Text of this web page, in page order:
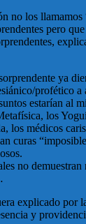
no los llamamos
pero
ya
profético a
estarían al
los
los médicos
curas
no demuestran
explicado por
y